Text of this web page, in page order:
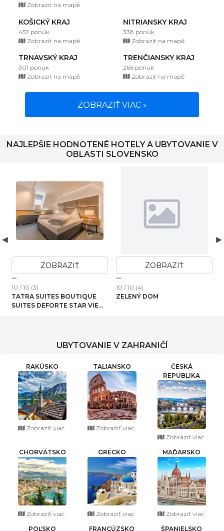
Zobrazit na mapě
KOŠICKÝ KRAJ
457 ponúk
Zobrazit na mapě
NITRIANSKY KRAJ
338 ponúk
Zobrazit na mapě
TRNAVSKÝ KRAJ
301 ponúk
Zobrazit na mapě
TRENČIANSKY KRAJ
266 ponúk
Zobrazit na mapě
ZOBRAZIŤ VIAC »
NAJLEPŠIE HODNOTENÉ HOTELY A UBYTOVANIE V
OBLASTI SLOVENSKO
ZOBRAZIŤ
10 / 10 (3)
TATRA SUITES BOUTIQUE
SUITES DEFORTE STAR VIEW
ZOBRAZIŤ
10 / 10 (4)
ZELENÝ DOM
UBYTOVANIE V ZAHRANIČÍ
RAKÚSKO
Zobraziť viac
TALIANSKO
Zobraziť viac
ČESKÁ
REPUBLIKA
Zobraziť viac
CHORVÁTSKO
Zobraziť viac
GRÉCKO
Zobraziť viac
MAĎARSKO
Zobraziť viac
POĽSKO FRANCÚZSKO ŠPANIELSKO